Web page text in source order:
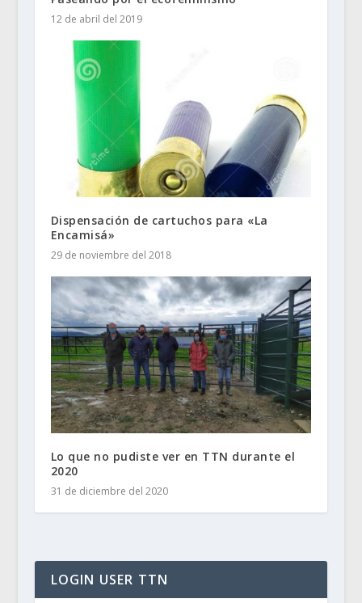
12 de abril del 2019
Dispensación de cartuchos para «La
Encamisá»
29 de noviembre del 2018
Lo que no pudiste ver en TTN durante el
2020
31 de diciembre del 2020
LOGIN USER TTN